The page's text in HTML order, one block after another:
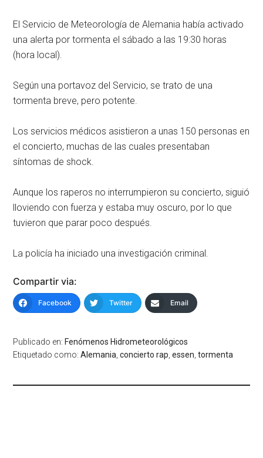
El Servicio de Meteorología de Alemania había activado
una alerta por tormenta el sábado a las 19:30 horas
(hora local).
Según una portavoz del Servicio, se trato de una
tormenta breve, pero potente.
Los servicios médicos asistieron a unas 150 personas en
el concierto, muchas de las cuales presentaban
síntomas de shock.
Aunque los raperos no interrumpieron su concierto, siguió
lloviendo con fuerza y estaba muy oscuro, por lo que
tuvieron que parar poco después.
La policía ha iniciado una investigación criminal.
Compartir via:
Facebook Twitter Email
Publicado en: Fenómenos Hidrometeorológicos
Etiquetado como:Alemania ,concierto rap ,essen ,tormenta